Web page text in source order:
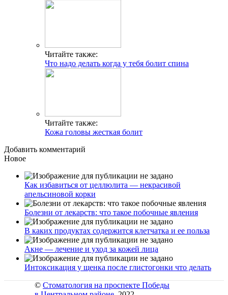
Читайте также:
Что надо делать когда у тебя болит спина
Читайте также:
Кожа головы жесткая болит
Добавить комментарий
Новое
Как избавиться от целлюлита — некрасивой
апельсиновой корки
Болезни от лекарств: что такое побочные явления
В каких продуктах содержится клетчатка и ее польза
Акне — лечение и уход за кожей лица
Интоксикация у щенка после глистогонки что делать
© Стоматология на проспекте Победы